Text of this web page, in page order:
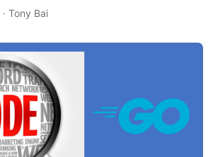
· Tony Bai